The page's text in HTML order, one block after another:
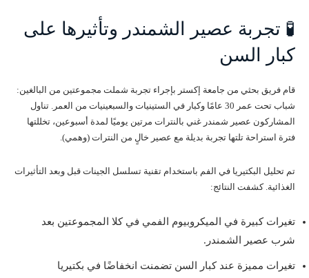
🧪 تجربة عصير الشمندر وتأثيرها على
كبار السن
قام فريق بحثي من جامعة إكستر بإجراء تجربة شملت مجموعتين من البالغين:
شباب تحت عمر 30 عامًا وكبار في الستينيات والسبعينيات من العمر. تناول
المشاركون عصير شمندر غني بالنترات مرتين يوميًا لمدة أسبوعين، تخللتها
فترة استراحة تلتها تجربة بديلة مع عصير خالٍ من النترات (وهمي).
تم تحليل البكتيريا في الفم باستخدام تقنية تسلسل الجينات قبل وبعد التأثيرات
الغذائية. كشفت النتائج:
تغيرات كبيرة في الميكروبيوم الفمي في كلا المجموعتين بعد
شرب عصير الشمندر.
تغيرات مميزة عند كبار السن تضمنت انخفاضًا في بكتيريا